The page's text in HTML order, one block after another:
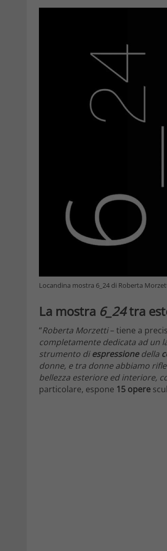
Locandina mostra 6_24 di Roberta
La mostra 6_24tra
“Roberta Morzetti– tiene a
completamente dedicata ad un
strumento diespressionedella
donne, e tra donne abbiamo
bellezza esteriore ed interiore,
particolare, espone 15 opere